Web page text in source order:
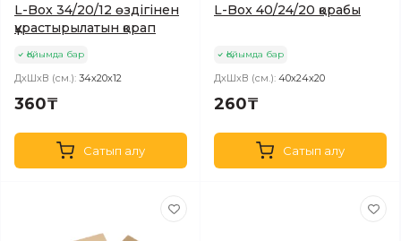
L-Box 34/20/12 өздігінен
құрастырылатын қорап
Қойымда бар
ДхШхВ (см.): 34х20х12
360₸
Сатып алу
L-Box 40/24/20 қорабы
Қойымда бар
ДхШхВ (см.): 40х24х20
260₸
Сатып алу